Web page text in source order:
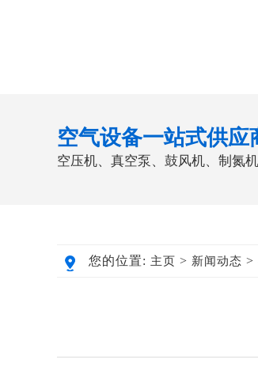
空气设备一站式供应
空压机、真空泵、鼓风机、制氮
您的位置: 主页 > 新闻动态 >